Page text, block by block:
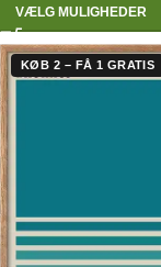
VÆLG MULIGHEDER
KØB 2 – FÅ 1 GRATIS